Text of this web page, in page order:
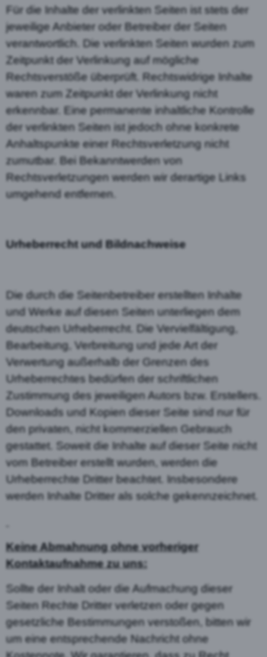
Für die Inhalte der verlinkten Seiten ist stets der
jeweilige Anbieter oder Betreiber der Seiten
verantwortlich. Die verlinkten Seiten wurden zum
Zeitpunkt der Verlinkung auf mögliche
Rechtsverstöße überprüft. Rechtswidrige Inhalte
waren zum Zeitpunkt der Verlinkung nicht
erkennbar. Eine permanente inhaltliche Kontrolle
der verlinkten Seiten ist jedoch ohne konkrete
Anhaltspunkte einer Rechtsverletzung nicht
zumutbar. Bei Bekanntwerden von
Rechtsverletzungen werden wir derartige Links
umgehend entfernen.
Urheberrecht und Bildnachweise
Die durch die Seitenbetreiber erstellten Inhalte
und Werke auf diesen Seiten unterliegen dem
deutschen Urheberrecht. Die Vervielfältigung,
Bearbeitung, Verbreitung und jede Art der
Verwertung außerhalb der Grenzen des
Urheberrechtes bedürfen der schriftlichen
Zustimmung des jeweiligen Autors bzw. Erstellers.
Downloads und Kopien dieser Seite sind nur für
den privaten, nicht kommerziellen Gebrauch
gestattet. Soweit die Inhalte auf dieser Seite nicht
vom Betreiber erstellt wurden, werden die
Urheberrechte Dritter beachtet. Insbesondere
werden Inhalte Dritter als solche gekennzeichnet.
Keine Abmahnung ohne vorheriger
Kontaktaufnahme zu uns:
Sollte der Inhalt oder die Aufmachung dieser
Seiten Rechte Dritter verletzen oder gegen
gesetzliche Bestimmungen verstoßen, bitten wir
um eine entsprechende Nachricht ohne